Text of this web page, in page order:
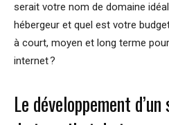
serait votre nom de domaine
hébergeur et quel est votre
à court, moyen et long terme
internet ?
Le développement